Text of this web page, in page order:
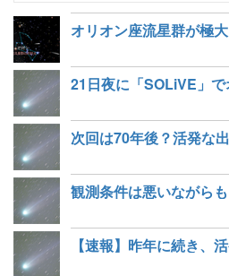
オリオン座流星群が極大